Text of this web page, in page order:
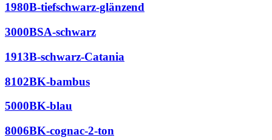
1980B-tiefschwarz-glänzend
3000BSA-schwarz
1913B-schwarz-Catania
8102BK-bambus
5000BK-blau
8006BK-cognac-2-ton